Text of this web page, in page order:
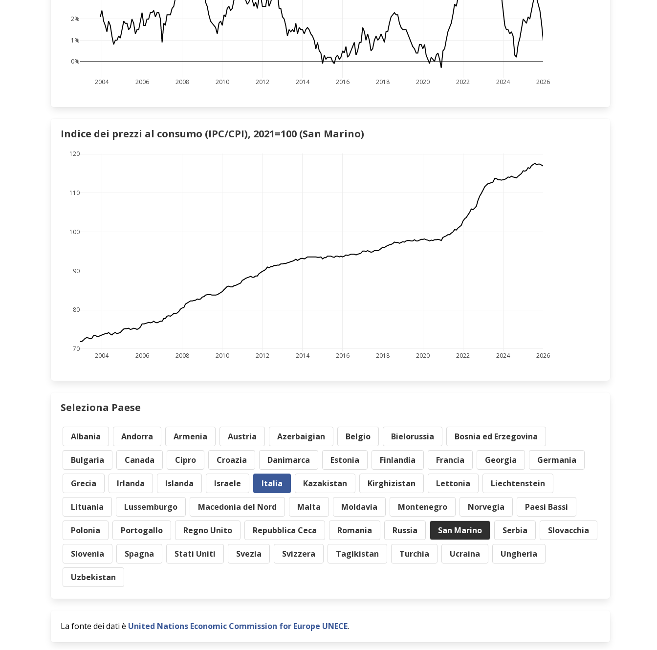
2004 2006 2008 2010 2012 2014 2016 2018 2020 2022 2024 2026
0%
1%
2%
Indice dei prezzi al consumo (IPC/CPI), 2021=100 (San Marino)
2004 2006 2008 2010 2012 2014 2016 2018 2020 2022 2024 2026
70
80
90
100
110
120
Seleziona Paese
Albania Andorra Armenia Austria Azerbaigian Belgio Bielorussia Bosnia ed Erzegovina
Bulgaria Canada Cipro Croazia Danimarca Estonia Finlandia Francia Georgia Germania
Grecia Irlanda Islanda Israele Italia Kazakistan Kirghizistan Lettonia Liechtenstein
Lituania Lussemburgo Macedonia del Nord Malta Moldavia Montenegro Norvegia Paesi Bassi
Polonia Portogallo Regno Unito Repubblica Ceca Romania Russia San Marino Serbia Slovacchia
Slovenia Spagna Stati Uniti Svezia Svizzera Tagikistan Turchia Ucraina Ungheria
Uzbekistan
La fonte dei dati è United Nations Economic Commission for Europe UNECE.